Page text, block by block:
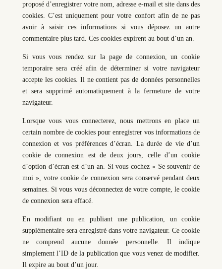
proposé d’enregistrer votre nom, adresse e-mail et site dans des
cookies. C’est uniquement pour votre confort afin de ne pas
avoir à saisir ces informations si vous déposez un autre
commentaire plus tard. Ces cookies expirent au bout d’un an.
Si vous vous rendez sur la page de connexion, un cookie
temporaire sera créé afin de déterminer si votre navigateur
accepte les cookies. Il ne contient pas de données personnelles
et sera supprimé automatiquement à la fermeture de votre
navigateur.
Lorsque vous vous connecterez, nous mettrons en place un
certain nombre de cookies pour enregistrer vos informations de
connexion et vos préférences d’écran. La durée de vie d’un
cookie de connexion est de deux jours, celle d’un cookie
d’option d’écran est d’un an. Si vous cochez « Se souvenir de
moi », votre cookie de connexion sera conservé pendant deux
semaines. Si vous vous déconnectez de votre compte, le cookie
de connexion sera effacé.
En modifiant ou en publiant une publication, un cookie
supplémentaire sera enregistré dans votre navigateur. Ce cookie
ne comprend aucune donnée personnelle. Il indique
simplement l’ID de la publication que vous venez de modifier.
Il expire au bout d’un jour.